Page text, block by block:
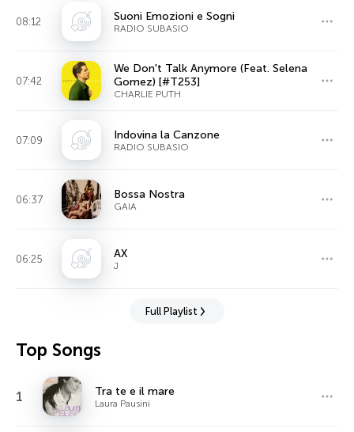
08:12 Suoni Emozioni e Sogni
RADIO SUBASIO
07:42
We Don't Talk Anymore (Feat. Selena
Gomez) [#T253]
CHARLIE PUTH
07:09 Indovina la Canzone
RADIO SUBASIO
06:37 Bossa Nostra
GAIA
06:25 AX
J
Full Playlist
Top Songs
1 Tra te e il mare
Laura Pausini